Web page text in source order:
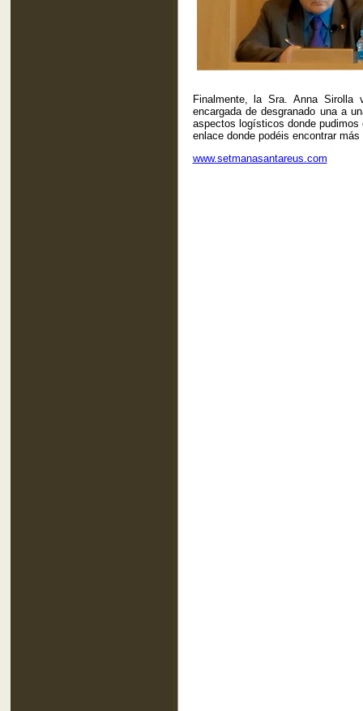
Finalmente, la Sra. Anna Sirolla
encargada de desgranado una a
aspectos logísticos donde
enlace donde podéis encontrar
www.setmanasantareus.com